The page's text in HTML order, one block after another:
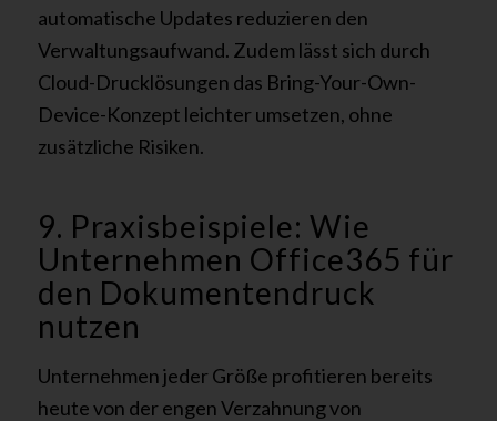
automatische Updates reduzieren den
Verwaltungsaufwand. Zudem lässt sich durch
Cloud-Drucklösungen das Bring-Your-Own-
Device-Konzept leichter umsetzen, ohne
zusätzliche Risiken.
9. Praxisbeispiele: Wie
Unternehmen Office365 für
den Dokumentendruck
nutzen
Unternehmen jeder Größe profitieren bereits
heute von der engen Verzahnung von